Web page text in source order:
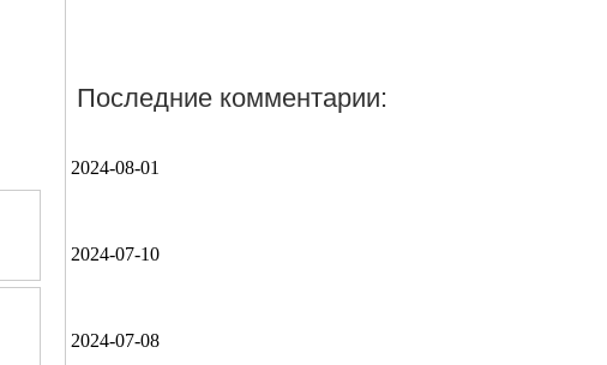
Последние комментарии:
2024-08-01
2024-07-10
2024-07-08